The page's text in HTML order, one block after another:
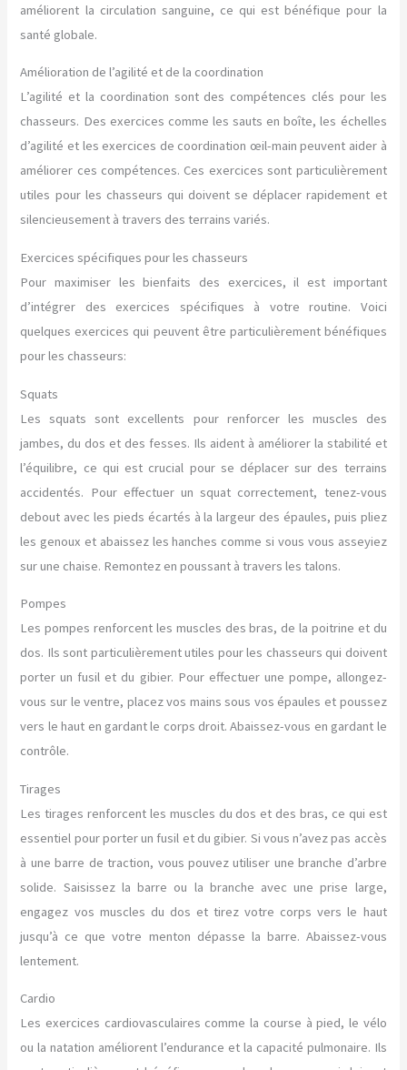
améliorent la circulation sanguine, ce qui est bénéfique pour la
santé globale.
Amélioration de l’agilité et de la coordination
L’agilité et la coordination sont des compétences clés pour les
chasseurs. Des exercices comme les sauts en boîte, les échelles
d’agilité et les exercices de coordination œil-main peuvent aider à
améliorer ces compétences. Ces exercices sont particulièrement
utiles pour les chasseurs qui doivent se déplacer rapidement et
silencieusement à travers des terrains variés.
Exercices spécifiques pour les chasseurs
Pour maximiser les bienfaits des exercices, il est important
d’intégrer des exercices spécifiques à votre routine. Voici
quelques exercices qui peuvent être particulièrement bénéfiques
pour les chasseurs:
Squats
Les squats sont excellents pour renforcer les muscles des
jambes, du dos et des fesses. Ils aident à améliorer la stabilité et
l’équilibre, ce qui est crucial pour se déplacer sur des terrains
accidentés. Pour effectuer un squat correctement, tenez-vous
debout avec les pieds écartés à la largeur des épaules, puis pliez
les genoux et abaissez les hanches comme si vous vous asseyiez
sur une chaise. Remontez en poussant à travers les talons.
Pompes
Les pompes renforcent les muscles des bras, de la poitrine et du
dos. Ils sont particulièrement utiles pour les chasseurs qui doivent
porter un fusil et du gibier. Pour effectuer une pompe, allongez-
vous sur le ventre, placez vos mains sous vos épaules et poussez
vers le haut en gardant le corps droit. Abaissez-vous en gardant le
contrôle.
Tirages
Les tirages renforcent les muscles du dos et des bras, ce qui est
essentiel pour porter un fusil et du gibier. Si vous n’avez pas accès
à une barre de traction, vous pouvez utiliser une branche d’arbre
solide. Saisissez la barre ou la branche avec une prise large,
engagez vos muscles du dos et tirez votre corps vers le haut
jusqu’à ce que votre menton dépasse la barre. Abaissez-vous
lentement.
Cardio
Les exercices cardiovasculaires comme la course à pied, le vélo
ou la natation améliorent l’endurance et la capacité pulmonaire. Ils